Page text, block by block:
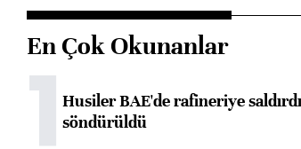
En Çok Okunanlar
1Husiler BAE'de rafineriye
söndürüldü